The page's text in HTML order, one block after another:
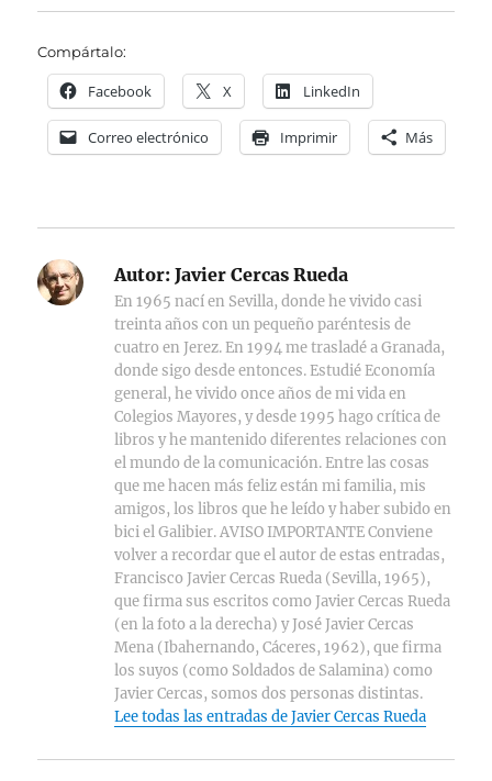
Compártalo:
Facebook X LinkedIn
Correo electrónico Imprimir Más
Autor: Javier Cercas Rueda
En 1965 nací en Sevilla, donde he vivido casi
treinta años con un pequeño paréntesis de
cuatro en Jerez. En 1994 me trasladé a Granada,
donde sigo desde entonces. Estudié Economía
general, he vivido once años de mi vida en
Colegios Mayores, y desde 1995 hago crítica de
libros y he mantenido diferentes relaciones con
el mundo de la comunicación. Entre las cosas
que me hacen más feliz están mi familia, mis
amigos, los libros que he leído y haber subido en
bici el Galibier. AVISO IMPORTANTE Conviene
volver a recordar que el autor de estas entradas,
Francisco Javier Cercas Rueda (Sevilla, 1965),
que firma sus escritos como Javier Cercas Rueda
(en la foto a la derecha) y José Javier Cercas
Mena (Ibahernando, Cáceres, 1962), que firma
los suyos (como Soldados de Salamina) como
Javier Cercas, somos dos personas distintas.
Lee todas las entradas de Javier Cercas Rueda